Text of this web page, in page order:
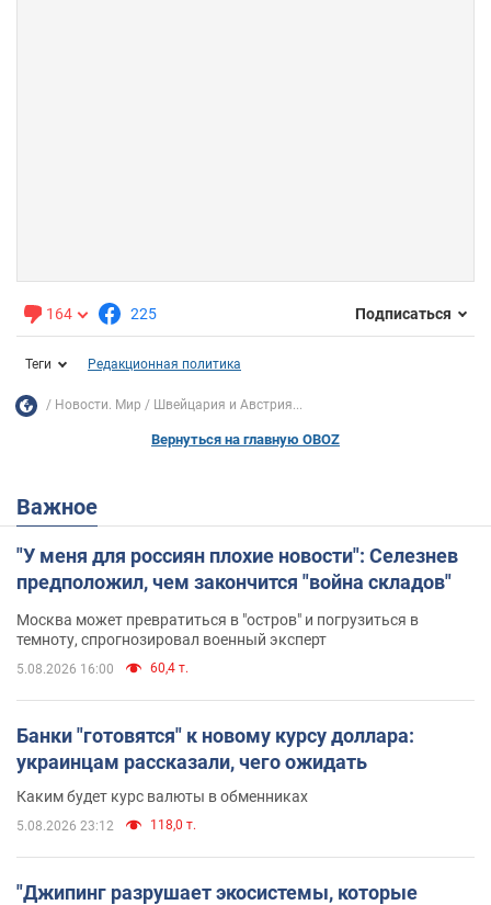
164 225 Подписаться
Теги Редакционная политика
Новости. Мир Швейцария и Австрия...
Вернуться на главную OBOZ
Важное
"У меня для россиян плохие новости": Селезнев
предположил, чем закончится "война складов"
Москва может превратиться в "остров" и погрузиться в
темноту, спрогнозировал военный эксперт
5.08.2026 16:00 60,4 т.
Банки "готовятся" к новому курсу доллара:
украинцам рассказали, чего ожидать
Каким будет курс валюты в обменниках
5.08.2026 23:12 118,0 т.
"Джипинг разрушает экосистемы, которые